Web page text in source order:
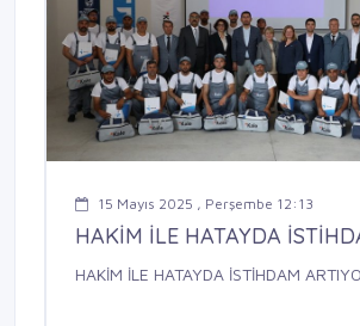
15 Mayıs 2025 , Perşembe 12:13
HAKİM İLE HATAYDA
HAKİM İLE HATAYDA İSTİHDAM